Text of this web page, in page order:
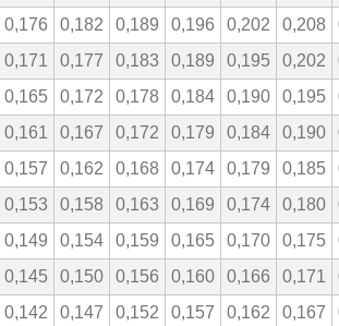
0,176 0,182 0,189 0,196 0,202 0,208
0,171 0,177 0,183 0,189 0,195 0,202
0,165 0,172 0,178 0,184 0,190 0,195
0,161 0,167 0,172 0,179 0,184 0,190
0,157 0,162 0,168 0,174 0,179 0,185
0,153 0,158 0,163 0,169 0,174 0,180
0,149 0,154 0,159 0,165 0,170 0,175
0,145 0,150 0,156 0,160 0,166 0,171
0,142 0,147 0,152 0,157 0,162 0,167